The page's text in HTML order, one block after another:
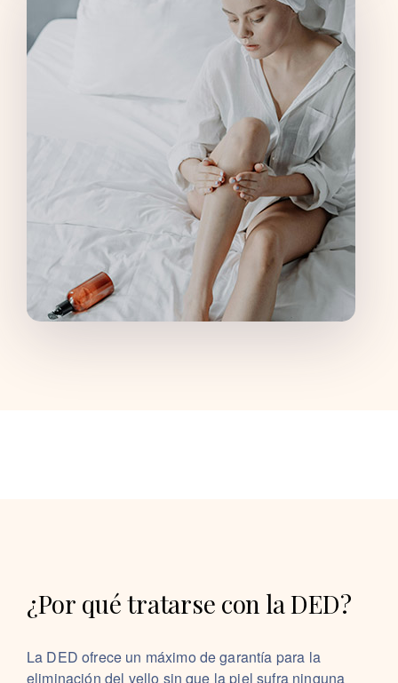
¿Por qué tratarse con la DED?
La DED ofrece un máximo de garantía para la
eliminación del vello sin que la piel sufra ninguna